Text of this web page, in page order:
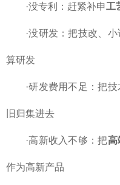
·没专利：赶紧补申工
·没研发：把技改、
算研发
·研发费用不足：把
旧归集进去
·高新收入不够：把高
作为高新产品